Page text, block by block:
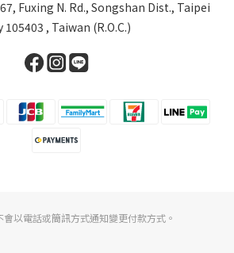
Fuxing N. Rd., Songshan Dist., Taipei
105403 , Taiwan (R.O.C.)
以電話或簡訊方式通知變更付款方式。